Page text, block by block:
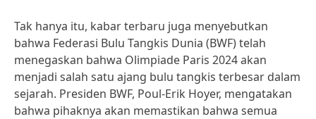
Tak hanya itu, kabar terbaru juga menyebutkan
bahwa Federasi Bulu Tangkis Dunia (BWF) telah
menegaskan bahwa Olimpiade Paris 2024 akan
menjadi salah satu ajang bulu tangkis terbesar dalam
sejarah. Presiden BWF, Poul-Erik Hoyer, mengatakan
bahwa pihaknya akan memastikan bahwa semua